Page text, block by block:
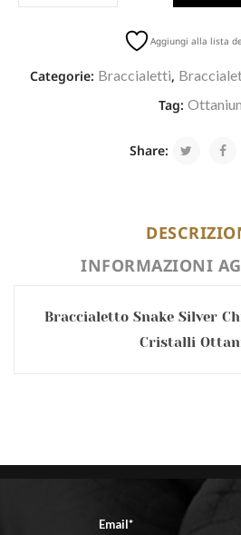
Aggiungi alla lista
Categorie: Braccialetti,
Tag:
Share:
INFORMAZIONI
Braccialetto Snake Silver
Cristalli
Email*